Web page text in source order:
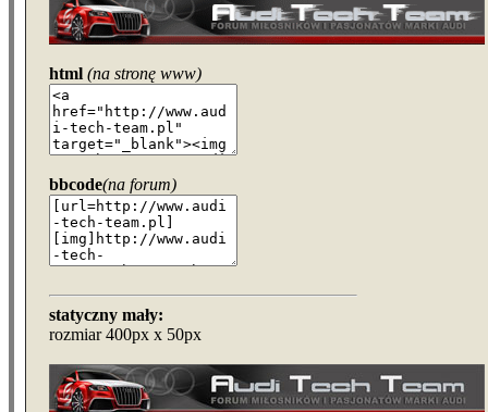
html (na stronę www)
bbcode(na forum)
statyczny mały:
rozmiar 400px x 50px